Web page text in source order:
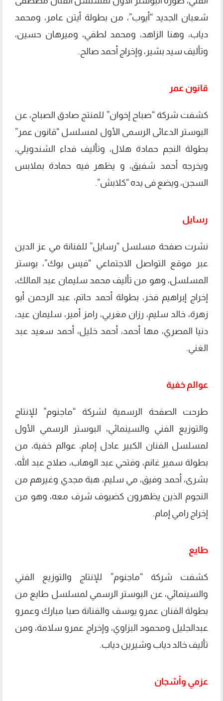
شعبان الجديد “أيوب”، من بطولة أيتن عامر، ومحمد
دياب، وهنا الزاهد، ومحمد لطفي، وميرهان حسين،
وتأليف سيد بشير، وإخراج أحمد صالح.
قانون عمر
كشفت شركة “صباح إخوان” للمنتج صادق الصباح، عن
البوستر الدعائى الرسمى الأول لمسلسل “قانون عمر”
بطولة النجم حمادة هلال، وتأليف فداء الشندويلي،
ويخرجه أحمد شفيق، و يظهر فيه حمادة بملابس
السجن، ويضع فى يده “كلابش”.
رسايل
نشرت صفحة مسلسل “رسايل” للفنانة مي عز الدين
عبر موقع التواصل الاجتماعي “فيس بوك”، بوستر
المسلسل، وهو من تأليف محمد سليمان عبد المالك،
إخراج إبراهيم فخر، بطولة أحمد حاتم، عبد الرحمن أبو
زهرة، خالد سليم، رزان مغربي، رامز أمير، سليمان عيد،
دنيا المصري، مها أحمد، أحمد خليل، أحمد سعيد عبد
الغني.
عوالم خفية
طرحت الصفحة الرسمية لشركة “ماجنوم” للإنتاج
والتوزيع الفني والسينمائي، البوستر الرسمي الأول
لمسلسل الفنان الكبير عادل إمام، عوالم خفية، من
بطولة سمير غانم، وفتحي عبد الوهاب، صلاح عبد الله،
بشرى، أحمد وفيق، مي سليم، هبة مجدي وغيرهم من
النجوم الذين يظهرون كضيوف شرف معه، وهو من
إخراج رامي إمام.
طايع
كشفت شركة “ماجنوم” للإنتاج والتوزيع الفني
والسينمائي، عن البوستر الرسمي لمسلسل طايع من
بطولة الفنان عمرو يوسف والفنانة صبا مبارك وعمرو
عبدالجليل ومحمود البزاوي، وإخراج عمرو سلامة، ومن
تأليف خالد دياب وشيرين دياب.
عزمي وأشجان